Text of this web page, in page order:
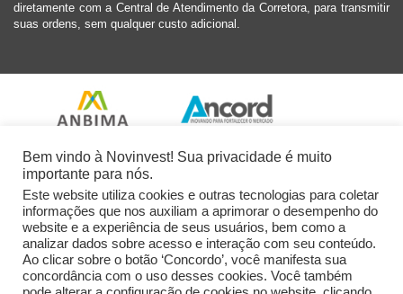
diretamente com a Central de Atendimento da Corretora, para transmitir
suas ordens, sem qualquer custo adicional.
Bem vindo à Novinvest! Sua privacidade é muito
importante para nós.
Este website utiliza cookies e outras tecnologias para coletar
informações que nos auxiliam a aprimorar o desempenho do
website e a experiência de seus usuários, bem como a
analizar dados sobre acesso e interação com seu conteúdo.
Ao clicar sobre o botão ‘Concordo’, você manifesta sua
concordância com o uso desses cookies. Você também